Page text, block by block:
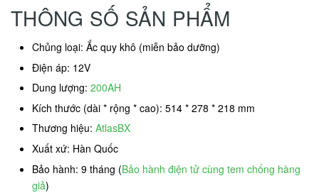
THÔNG SỐ SẢN PHẨM
Chủng loại: Ắc quy khô (miễn bảo dưỡng)
Điện áp: 12V
Dung lượng: 200AH
Kích thước (dài * rộng * cao): 514 * 278 * 218 mm
Thương hiệu: AtlasBX
Xuất xứ: Hàn Quốc
Bảo hành: 9 tháng (Bảo hành điện tử cùng tem chống hàng
giả)